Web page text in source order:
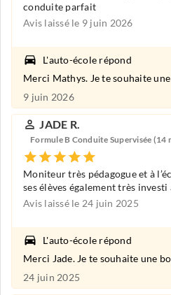
conduite parfait
Avis laissé le 9 juin 2026
L'auto-école répond
Merci Mathys. Je te souhaite
9 juin 2026
JADE R.
Formule B Conduite Supervisée (14
Moniteur très pédagogue et à
ses élèves également très investi
Avis laissé le 24 juin 2025
L'auto-école répond
Merci Jade. Je te souhaite une
24 juin 2025